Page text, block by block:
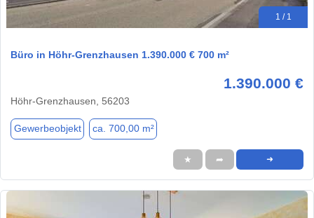
1 / 1
Büro in Höhr-Grenzhausen 1.390.000 € 700 m²
1.390.000 €
Höhr-Grenzhausen, 56203
Gewerbeobjekt ca. 700,00 m²
★ ➦ ➜